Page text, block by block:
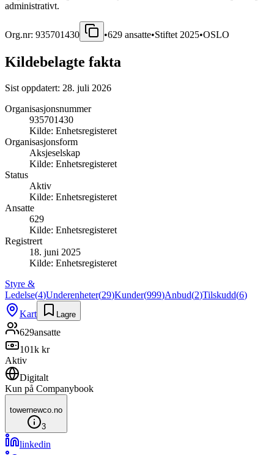
administrativt.
Org.nr: 935701430 •629 ansatte•Stiftet 2025•OSLO
Kildebelagte fakta
Sist oppdatert: 28. juli 2026
Organisasjonsnummer
935701430
Kilde: Enhetsregisteret
Organisasjonsform
Aksjeselskap
Kilde: Enhetsregisteret
Status
Aktiv
Kilde: Enhetsregisteret
Ansatte
629
Kilde: Enhetsregisteret
Registrert
18. juni 2025
Kilde: Enhetsregisteret
Styre &
Ledelse(4)Underenheter(29)Kunder(999)Anbud(2)Tilskudd(6)
Kart
Lagre
629ansatte
101k kr
Aktiv
Digitalt
Kun på Companybook
towernewco.no
3
linkedin